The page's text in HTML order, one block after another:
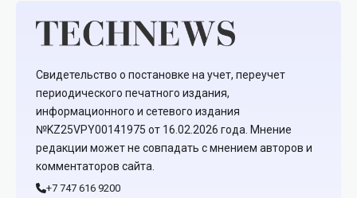
Свидетельство о постановке на учет, переучет
периодического печатного издания,
информационного и сетевого издания
№KZ25VPY00141975 от 16.02.2026 года. Мнение
редакции может не совпадать с мнением авторов и
комментаторов сайта.
+7 747 616 9200